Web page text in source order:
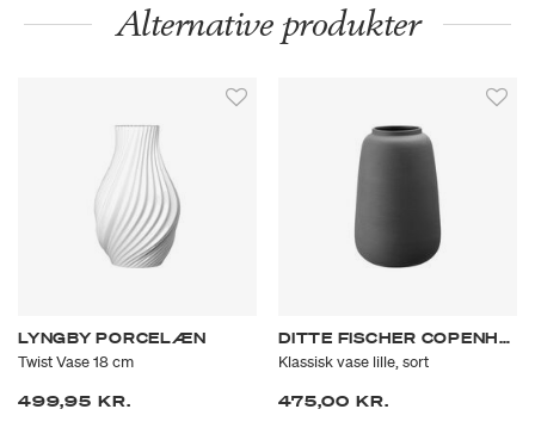
Alternative produkter
LYNGBY PORCELÆN
Twist Vase 18 cm
499,95 KR.
DITTE FISCHER COPENHAGEN
Klassisk vase lille, sort
475,00 KR.